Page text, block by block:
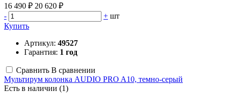
16 490 ₽ 20 620 ₽
-
+ шт
Купить
Артикул: 49527
Гарантия: 1 год
Сравнить В сравнении
Мультирум колонка AUDIO PRO A10, темно-серый
Есть в наличии (1)